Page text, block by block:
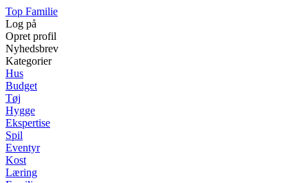
Top Familie
Log på
Opret profil
Nyhedsbrev
Kategorier
Hus
Budget
Tøj
Hygge
Ekspertise
Spil
Eventyr
Kost
Læring